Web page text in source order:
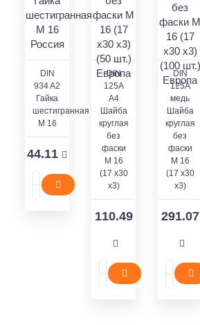
DIN
934 A2
Гайка
шестигранная
M 16
44.11
DIN
125A
A4
Шайба
круглая
без
фаски
M 16
(17 x30
x3)
110.49
DIN
125A
медь
Шайба
круглая
без
фаски
M 16
(17 x30
x3)
291.07